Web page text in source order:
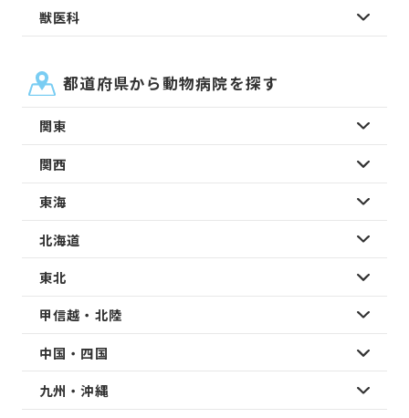
獣医科
都道府県から動物病院を探す
関東
関西
東海
北海道
東北
甲信越・北陸
中国・四国
九州・沖縄